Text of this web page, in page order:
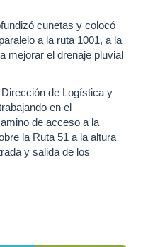
cunetas y colocó
a la ruta 1001, a la
mejorar el drenaje pluvial
de Logística y
en el
de acceso a la
la Ruta 51 a la altura
y salida de los